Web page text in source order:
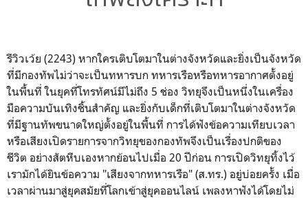
รีวิวเว้ย (2243) หากใครเติบโตมาในต่างจังหวัดและยิ่งเป็นจังหวัด
ที่มีกองทัพไม่ว่าจะเป็นทหารบก ทหารเรือหรือทหารอากาศตั้งอยู่
ในพื้นที่ ในยุคที่โทรทัศน์มีไม่ถึง 5 ช่อง วิทยุจึงเป็นหนึ่งในเครื่อง
มือความบันเทิงชิ้นสำคัญ และยิ่งกับเด็กที่เติบโตมาในต่างจังหวัด
ที่มีฐานทัพขนาดใหญ่ตั้งอยู่ในพื้นที่ การได้ฟังข้อความเทียบเวลา
หรือเสียงเปิดรายการจากวิทยุของกองทัพจึงเป็นเรื่องปกติของ
ชีวิต อย่างสัตหีบเองหากย้อนไปเมื่อ 20 ปีก่อน การเปิดวิทยุทิ้งไว้
เรามักได้ยินข้อความ "เสียงจากทหารเรือ" (ส.ทร.) อยู่บ่อยครั้ง เมื่อ
เวลาผ่านมาสู่ยุคสมัยที่โลกเข้าสู่ยุคออนไลน์ เพลงหาฟังได้โดยไม่